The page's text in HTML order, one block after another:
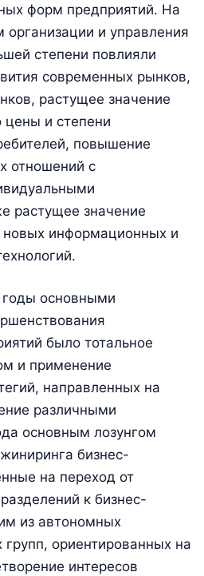
форм предприятий. На
организации и управления
степени повлияли
современных рынков,
растущее значение
цены и степени
повышение
отношений с
растущее значение
новых информационных и
годы основными
было тотальное
и применение
направленных на
различными
основным лозунгом
бизнес-
на переход от
к бизнес-
из автономных
ориентированных на
интересов